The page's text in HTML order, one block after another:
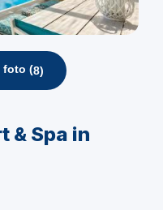
foto (8)
& Spa in